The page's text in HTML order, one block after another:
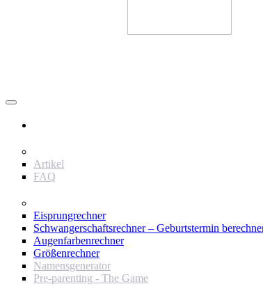
Artikel
FAQ
Eisprungrechner
Schwangerschaftsrechner – Geburtstermin
Augenfarbenrechner
Größenrechner
Namensgenerator
Pre-parenting - The Game